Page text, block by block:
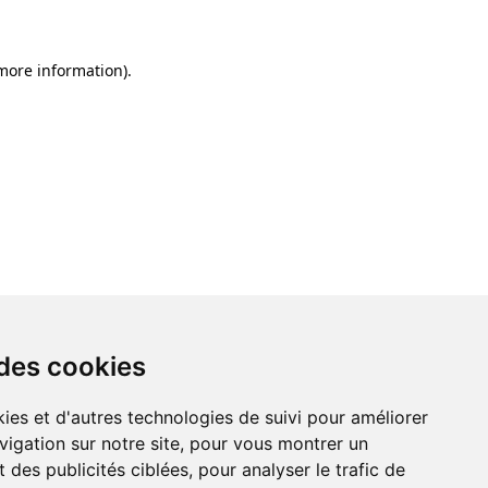
cookies
et d'autres technologies de suivi pour améliorer
sur notre site, pour vous montrer un
des publicités ciblées, pour analyser le trafic de
information).